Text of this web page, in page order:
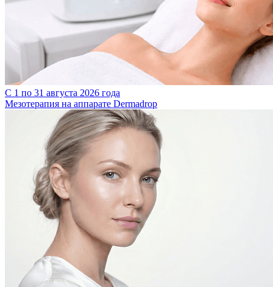
С 1 по 31 августа 2026 года
Мезотерапия на аппарате Dermadrop